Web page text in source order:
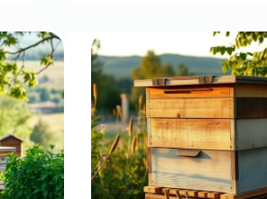
per
protezione,
comfort
e
durata